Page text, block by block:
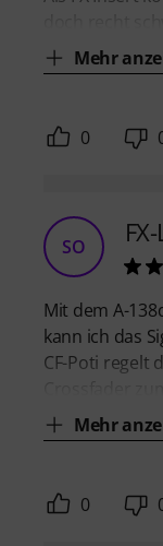
Mehr
0
SO
Mit dem A-
kann ich das
CF-Poti regelt
Mehr
0